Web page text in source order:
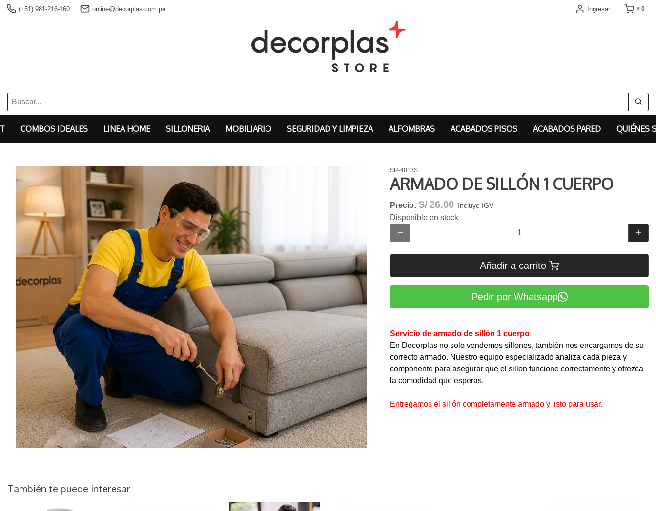
(+51) 981-216-160 online@decorplas.com.pe Ingresar × 0
COMBOS IDEALES LINEA HOME SILLONERIA MOBILIARIO SEGURIDAD Y LIMPIEZA ALFOMBRAS ACABADOS PISOS ACABADOS PARED QUIÉNES
SR-4013S
ARMADO DE SILLÓN 1 CUERPO
Precio: S/26.00 Incluye IGV
Disponible en stock
Añadir a carrito
Pedir por Whatsapp
Servicio de armado de sillón 1 cuerpo
En Decorplas no solo vendemos sillones, también nos encargamos de su
correcto armado. Nuestro equipo especializado analiza cada pieza y
componente para asegurar que el sillon funcione correctamente y ofrezca
la comodidad que esperas.
Entregamos el sillón completamente armado y listo para usar.
También te puede interesar